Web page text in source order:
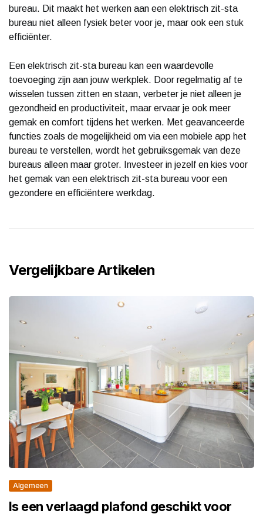
bureau. Dit maakt het werken aan een elektrisch zit-sta
bureau niet alleen fysiek beter voor je, maar ook een stuk
efficiënter.
Een elektrisch zit-sta bureau kan een waardevolle
toevoeging zijn aan jouw werkplek. Door regelmatig af te
wisselen tussen zitten en staan, verbeter je niet alleen je
gezondheid en productiviteit, maar ervaar je ook meer
gemak en comfort tijdens het werken. Met geavanceerde
functies zoals de mogelijkheid om via een mobiele app het
bureau te verstellen, wordt het gebruiksgemak van deze
bureaus alleen maar groter. Investeer in jezelf en kies voor
het gemak van een elektrisch zit-sta bureau voor een
gezondere en efficiëntere werkdag.
Vergelijkbare Artikelen
Algemeen
Is een verlaagd plafond geschikt voor